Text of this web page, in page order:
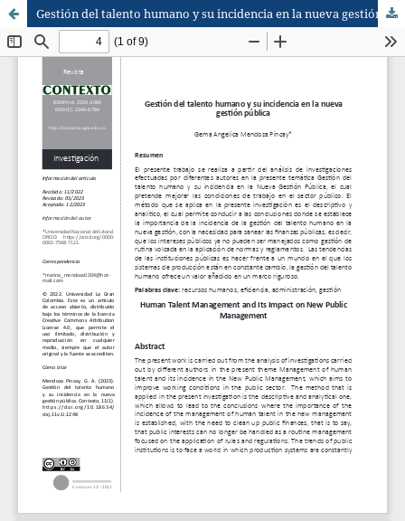
Gestión del talento humano y su incidencia en la nueva gestión pública